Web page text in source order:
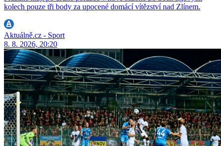
kolech pouze tři body za upocené domácí vítězství nad Zlínem.
Aktuálně.cz - Sport
8. 8. 2026, 20:20